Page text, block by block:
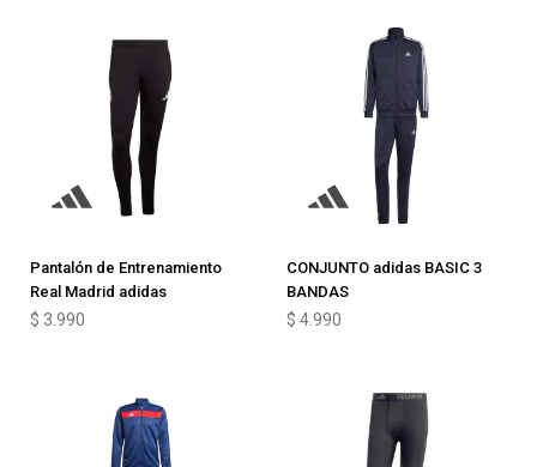
Pantalón de Entrenamiento
Real Madrid adidas
$ 3.990
CONJUNTO adidas BASIC 3
BANDAS
$ 4.990